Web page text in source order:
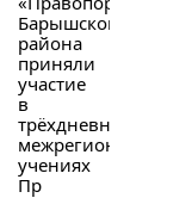
Барышского
района
приняли
участие
в
трёхдневных
межрегиональных
учениях
Пр